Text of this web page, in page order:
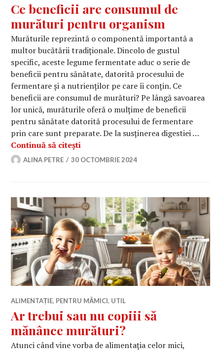
Ce beneficii are consumul de
murături pentru organism
Murăturile reprezintă o componentă importantă a
multor bucătării tradiționale. Dincolo de gustul
specific, aceste legume fermentate aduc o serie de
beneficii pentru sănătate, datorită procesului de
fermentare și a nutrienților pe care îi conțin. Ce
beneficii are consumul de murături? Pe lângă savoarea
lor unică, murăturile oferă o mulțime de beneficii
pentru sănătate datorită procesului de fermentare
prin care sunt preparate. De la susținerea digestiei …
Continuă să citești
ALINA PETRE 30 OCTOMBRIE 2024
ALIMENTAȚIE, PENTRU MĂMICI, UTIL
Ar trebui sau nu copiii să
mănânce murături?
Atunci când vine vorba de alimentația celor mici,